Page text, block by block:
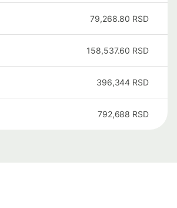
79,268.80 RSD
158,537.60 RSD
396,344 RSD
792,688 RSD